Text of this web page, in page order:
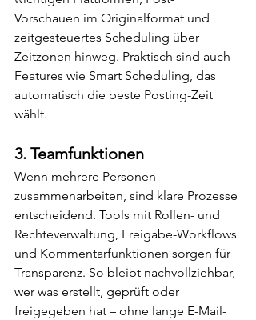
Vorschauen im Originalformat und
zeitgesteuertes Scheduling über
Zeitzonen hinweg. Praktisch sind auch
Features wie Smart Scheduling, das
automatisch die beste Posting-Zeit
wählt.
3. Teamfunktionen
Wenn mehrere Personen
zusammenarbeiten, sind klare Prozesse
entscheidend. Tools mit Rollen- und
Rechteverwaltung, Freigabe-Workflows
und Kommentarfunktionen sorgen für
Transparenz. So bleibt nachvollziehbar,
wer was erstellt, geprüft oder
freigegeben hat – ohne lange E-Mail-